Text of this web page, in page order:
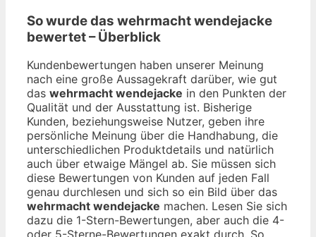
So wurde das wehrmacht wendejacke
bewertet – Überblick
Kundenbewertungen haben unserer Meinung
nach eine große Aussagekraft darüber, wie gut
das wehrmacht wendejacke in den Punkten der
Qualität und der Ausstattung ist. Bisherige
Kunden, beziehungsweise Nutzer, geben ihre
persönliche Meinung über die Handhabung, die
unterschiedlichen Produktdetails und natürlich
auch über etwaige Mängel ab. Sie müssen sich
diese Bewertungen von Kunden auf jeden Fall
genau durchlesen und sich so ein Bild über das
wehrmacht wendejacke machen. Lesen Sie sich
dazu die 1-Stern-Bewertungen, aber auch die 4-